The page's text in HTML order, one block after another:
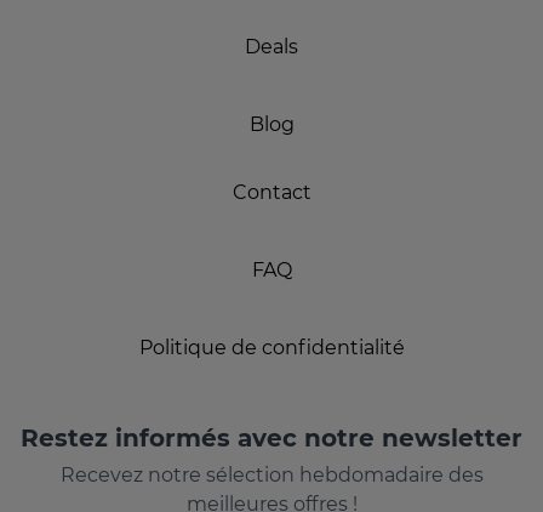
Deals
Blog
Contact
FAQ
Politique de confidentialité
Restez informés avec notre newsletter
Recevez notre sélection hebdomadaire des
meilleures offres !